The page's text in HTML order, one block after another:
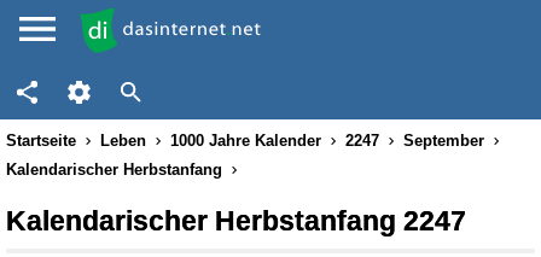
Startseite Leben 1000 Jahre Kalender 2247
September
Kalendarischer Herbstanfang
Kalendarischer Herbstanfang 2247